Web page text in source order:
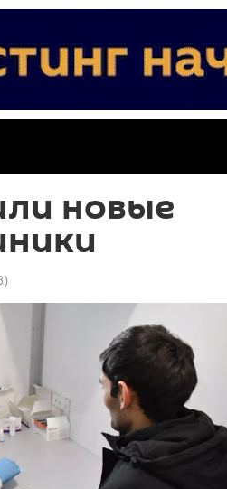
новые
)